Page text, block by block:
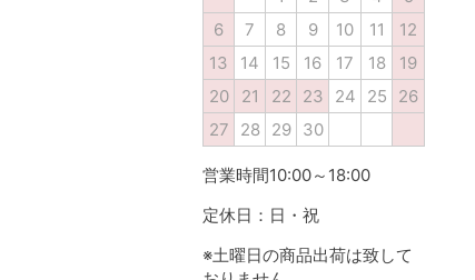
6
7 8 9 10 11
12
13
14 15 16 17 18
19
20
21 22 23 24 25
26
27
28 29 30
営業時間10:00～18:00
定休日：日・祝
※土曜日の商品出荷は致して